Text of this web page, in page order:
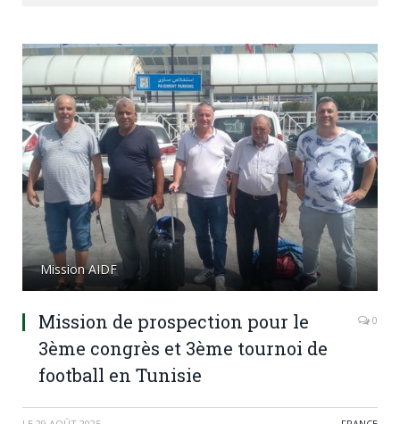
Mission AIDF
Mission de prospection pour le
3ème congrès et 3ème tournoi de
football en Tunisie
0